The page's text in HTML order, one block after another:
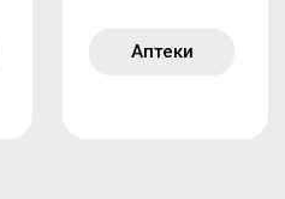
Аптеки